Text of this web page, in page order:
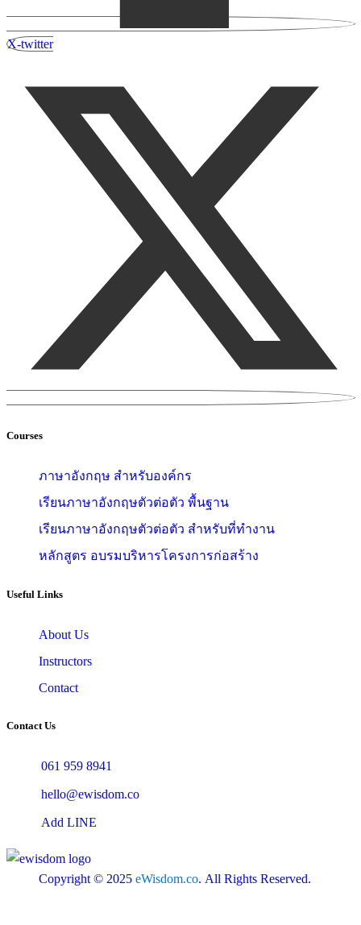
X-twitter
Courses
ภาษาอังกฤษ สำหรับองค์กร
เรียนภาษาอังกฤษตัวต่อตัว พื้นฐาน
เรียนภาษาอังกฤษตัวต่อตัว สำหรับที่ทำงาน
หลักสูตร อบรมบริหารโครงการก่อสร้าง
Useful Links
About Us
Instructors
Contact
Contact Us
061 959 8941
hello@ewisdom.co
Add LINE
Copyright © 2025 eWisdom.co. All Rights Reserved.